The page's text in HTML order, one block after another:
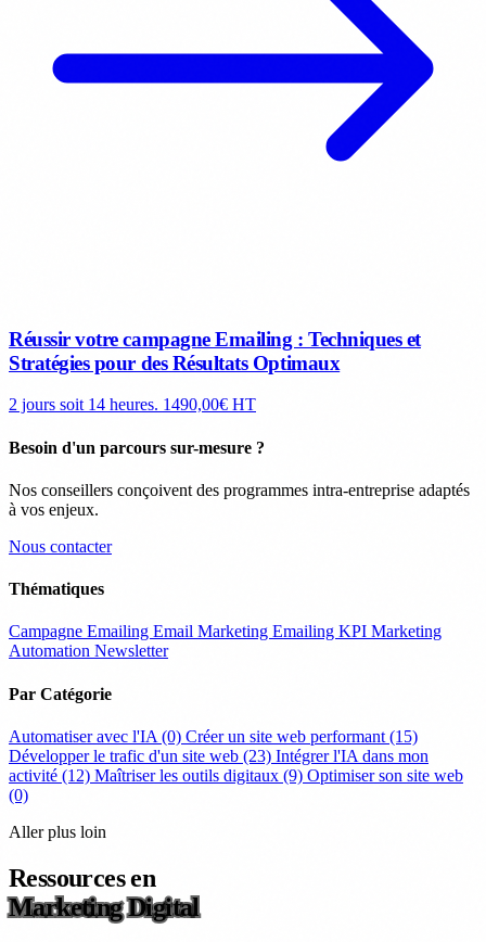
Réussir votre campagne Emailing : Techniques et
Stratégies pour des Résultats Optimaux
2 jours soit 14 heures. 1490,00€ HT
Besoin d'un parcours sur-mesure ?
Nos conseillers conçoivent des programmes intra-entreprise adaptés
à vos enjeux.
Nous contacter
Thématiques
Campagne Emailing Email Marketing Emailing KPI Marketing
Automation Newsletter
Par Catégorie
Automatiser avec l'IA (0) Créer un site web performant (15)
Développer le trafic d'un site web (23) Intégrer l'IA dans mon
activité (12) Maîtriser les outils digitaux (9) Optimiser son site web
(0)
Aller plus loin
Ressources en
Marketing Digital